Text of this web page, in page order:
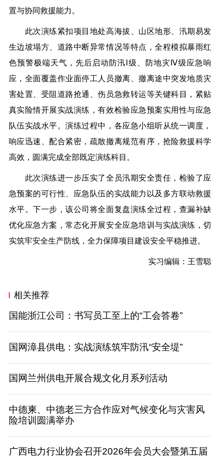
置与协同救援能力。
此次演练紧扣项目地处高海拔、山区地形、汛期易发
生边坡塌方、道路中断异常情况等特点，全程模拟暴雨红
色预警极端天气，先后启动防汛Ⅰ级、防地灾Ⅳ级应急响
应，全面覆盖作业面停工人员撤离、撤离途中突发地质灾
害处置、受阻道路抢通、伤员急救转运等关键科目，紧贴
真实险情开展实战演练，有效检验应急预案实用性与应急
队伍实战水平。演练过程中，各应急小组听从统一调度，
响应迅速、配合紧密，疏散撤离规范有序，抢险救援科学
高效，圆满完成全部既定演练科目。
此次演练进一步压实了全员汛期安全责任，检验了应
急预案的可行性、应急队伍的实战能力以及多方联动救援
水平。下一步，该公司将全面复盘演练全过程，查漏补缺
优化应急方案，常态化开展安全应急培训与实战演练，切
实筑牢安全生产防线，全力保障项目建设安全平稳推进。
实习编辑：王雪聪
相关推荐
国能浙江公司：书写员工至上的“工会答卷”
国网漳县供电：实战演练筑牢防汛“安全堤”
国网兰州供电开展合规文化月系列活动
中德柬、中德老三方合作应对气候变化与灾害风
险培训圆满举办
广西电力行业协会召开2026年会员大会暨第五届